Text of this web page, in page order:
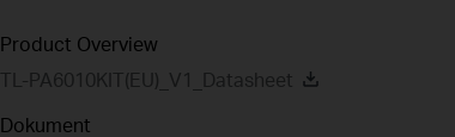
Product Overview
TL-PA6010KIT(EU)_V1_Datasheet
Dokument